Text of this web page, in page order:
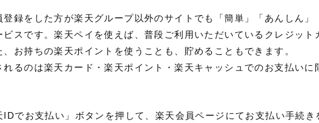
録をした方が楽天グループ以外のサイトでも「簡単」「あんしん」
ビスです。楽天ペイを使えば、普段ご利用いただいているクレジッ
お持ちの楽天ポイントを使うことも、貯めることもできます。
るのは楽天カード・楽天ポイント・楽天キャッシュでのお支払いに
でお支払い」ボタンを押して、楽天会員ページにてお支払い手続き